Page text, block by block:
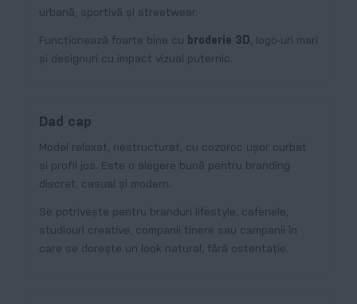
urbană, sportivă și streetwear.
Funcționează foarte bine cu broderie 3D, logo-uri mari
și designuri cu impact vizual puternic.
Dad cap
Model relaxat, nestructurat, cu cozoroc ușor curbat
și profil jos. Este o alegere bună pentru branding
discret, casual și modern.
Se potrivește pentru branduri lifestyle, cafenele,
studiouri creative, companii tinere sau campanii în
care se dorește un look natural, fără ostentație.